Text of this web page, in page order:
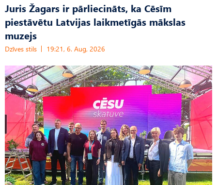
Juris Žagars ir pārliecināts, ka Cēsīm
piestāvētu Latvijas laikmetīgās mākslas
muzejs
Dzīves stils 19:21, 6. Aug, 2026